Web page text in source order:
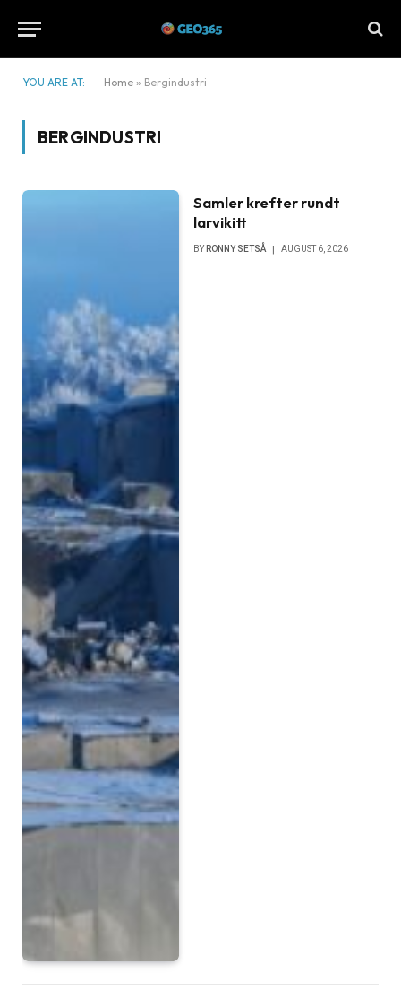
YOU ARE AT: Home » Bergindustri
BERGINDUSTRI
Samler krefter rundt
larvikitt
BY RONNY SETSÅ AUGUST 6, 2026